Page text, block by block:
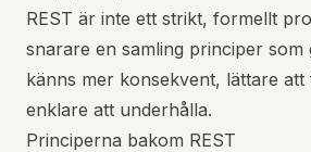
REST är inte ett strikt, formellt
snarare en samling principer som
känns mer konsekvent, lättare
enklare att underhålla.
Principerna bakom REST